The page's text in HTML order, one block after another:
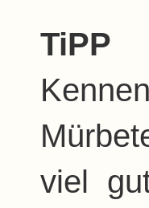
TiPP
viel